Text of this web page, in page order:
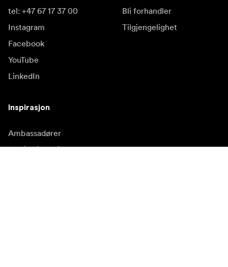
tel: +47 67 17 37 00
Instagram
Facebook
YouTube
LinkedIn
Bli forhandler
Tilgjengelighet
Inspirasjon
Ambassadører
Inspirasjon & innhold